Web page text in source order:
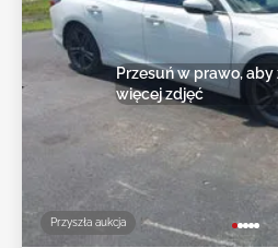
Przyszła aukcja
Przesuń w prawo, aby
więcej zdjęć